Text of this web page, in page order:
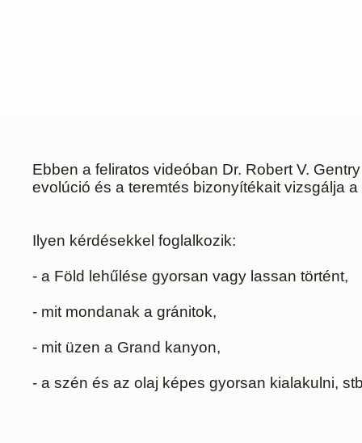
Ebben a feliratos videóban Dr. Robert V.
evolúció és a teremtés bizonyítékait vizsgálja
Ilyen kérdésekkel foglalkozik:
- a Föld lehűlése gyorsan vagy lassan történt,
- mit mondanak a gránitok,
- mit üzen a Grand kanyon,
- a szén és az olaj képes gyorsan kialakulni,